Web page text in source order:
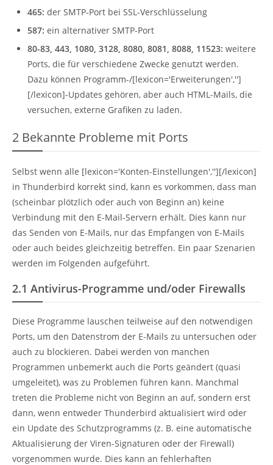
465: der SMTP-Port bei SSL-Verschlüsselung
587: ein alternativer SMTP-Port
80-83, 443, 1080, 3128, 8080, 8081, 8088, 11523: weitere
Ports, die für verschiedene Zwecke genutzt werden.
Dazu können Programm-/[lexicon='Erweiterungen','']
[/lexicon]-Updates gehören, aber auch HTML-Mails, die
versuchen, externe Grafiken zu laden.
2 Bekannte Probleme mit Ports
Selbst wenn alle [lexicon='Konten-Einstellungen',''][/lexicon]
in Thunderbird korrekt sind, kann es vorkommen, dass man
(scheinbar plötzlich oder auch von Beginn an) keine
Verbindung mit den E-Mail-Servern erhält. Dies kann nur
das Senden von E-Mails, nur das Empfangen von E-Mails
oder auch beides gleichzeitig betreffen. Ein paar Szenarien
werden im Folgenden aufgeführt.
2.1 Antivirus-Programme und/oder Firewalls
Diese Programme lauschen teilweise auf den notwendigen
Ports, um den Datenstrom der E-Mails zu untersuchen oder
auch zu blockieren. Dabei werden von manchen
Programmen unbemerkt auch die Ports geändert (quasi
umgeleitet), was zu Problemen führen kann. Manchmal
treten die Probleme nicht von Beginn an auf, sondern erst
dann, wenn entweder Thunderbird aktualisiert wird oder
ein Update des Schutzprogramms (z. B. eine automatische
Aktualisierung der Viren-Signaturen oder der Firewall)
vorgenommen wurde. Dies kann an fehlerhaften